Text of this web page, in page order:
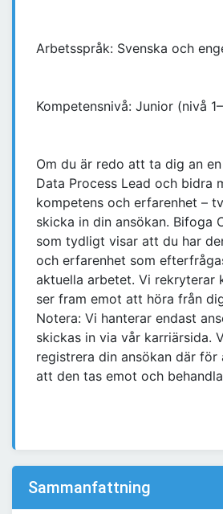
Arbetsspråk: Svenska och
Kompetensnivå: Junior (nivå
Om du är redo att ta dig an
Data Process Lead och bidra
kompetens och erfarenhet –
skicka in din ansökan. Bifoga
som tydligt visar att du har
och erfarenhet som
aktuella arbetet. Vi rekryterar
ser fram emot att höra från
Notera: Vi hanterar endast
skickas in via vår karriärsida.
registrera din ansökan där för
att den tas emot och
Sammanfattning